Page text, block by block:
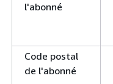
l'abonné
Code postal
de l'abonné